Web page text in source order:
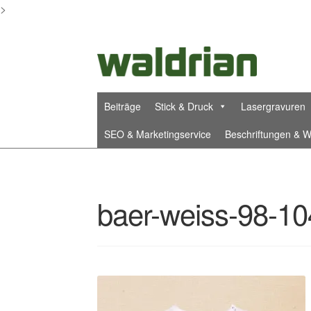
>
Zur
Navigation
springen
Zum
Inhalt
springen
Beiträge Stick & Druck Lasergravuren
SEO & Marketingservice
Beschriftungen &
Die Waldrian-Stickerei – bayernstick.de
Karnevalsorden & FaschingsordenKasse
baer-weiss-98-